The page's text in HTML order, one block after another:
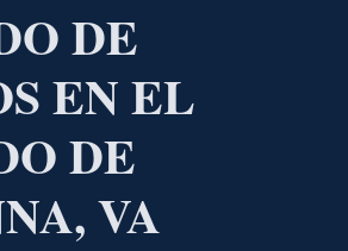
DE
EN EL
DE
VA